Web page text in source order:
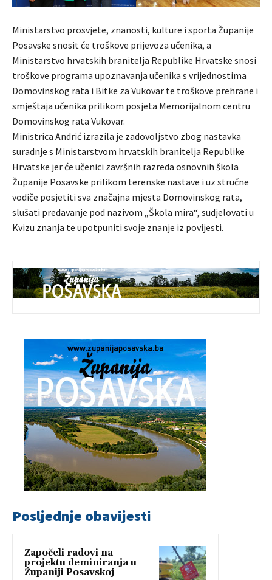
Ministarstvo prosvjete, znanosti, kulture i sporta Županije
Posavske snosit će troškove prijevoza učenika, a
Ministarstvo hrvatskih branitelja Republike Hrvatske snosi
troškove programa upoznavanja učenika s vrijednostima
Domovinskog rata i Bitke za Vukovar te troškove prehrane i
smještaja učenika prilikom posjeta Memorijalnom centru
Domovinskog rata Vukovar.
Ministrica Andrić izrazila je zadovoljstvo zbog nastavka
suradnje s Ministarstvom hrvatskih branitelja Republike
Hrvatske jer će učenici završnih razreda osnovnih škola
Županije Posavske prilikom terenske nastave i uz stručne
vodiče posjetiti sva značajna mjesta Domovinskog rata,
slušati predavanje pod nazivom „Škola mira“, sudjelovati u
Kvizu znanja te upotpuniti svoje znanje iz povijesti.
Posljednje obavijesti
Započeli radovi na
projektu deminiranja u
Županiji Posavskoj